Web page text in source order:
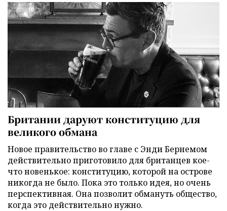
Британии даруют конституцию для
великого обмана
Новое правительство во главе с Энди Бернемом
действительно приготовило для британцев кое-
что новенькое: конституцию, которой на острове
никогда не было. Пока это только идея, но очень
перспективная. Она позволит обмануть общество,
когда это действительно нужно.